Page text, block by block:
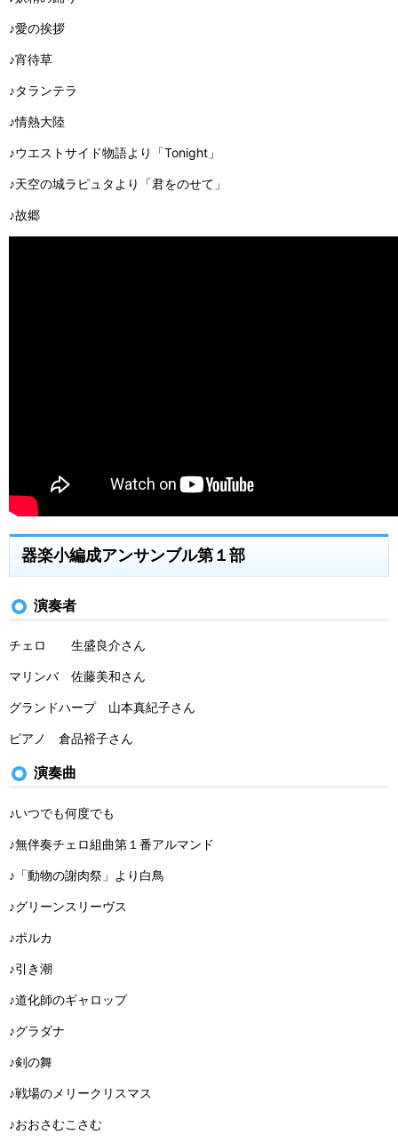
♪愛の挨拶
♪宵待草
♪タランテラ
♪情熱大陸
♪ウエストサイド物語より「Tonight」
♪天空の城ラピュタより「君をのせて」
♪故郷
器楽小編成アンサンブル第１部
演奏者
チェロ 生盛良介さん
マリンバ 佐藤美和さん
グランドハープ 山本真紀子さん
ピアノ 倉品裕子さん
演奏曲
♪いつでも何度でも
♪無伴奏チェロ組曲第１番アルマンド
♪「動物の謝肉祭」より白鳥
♪グリーンスリーヴス
♪ポルカ
♪引き潮
♪道化師のギャロップ
♪グラダナ
♪剣の舞
♪戦場のメリークリスマス
♪おおさむこさむ